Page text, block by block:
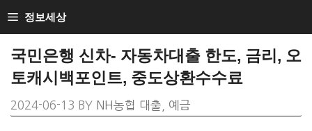
CONTENT
정보세상
국민은행 신차- 자동차대출 한도, 금리, 오
토캐시백포인트, 중도상환수수료
2024-06-13 BY NH농협 대출, 예금